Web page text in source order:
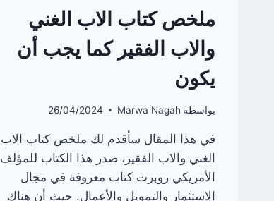
ملخص كتاب الاب الغني
والاب الفقير كما يجب أن
يكون
بواسطة Marwa Nagah
26/04/2024
في هذا المقال سأقدم لك ملخص كتاب الاب
الغني والاب الفقير، صدر هذا الكتاب للمؤلف
الأمريكي روبرت كتاب معروفة في مجال
الاستثمار والتمويل والأعمال. حيث أن هناك